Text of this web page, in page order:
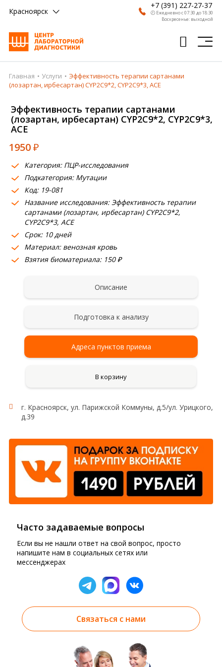
Красноярск
+7 (391) 227-27-37
🕗 Ежедневно с 07:30 до 18:30
Воскресенье: выходной
Главная
Врачи
Получить результат
Пациентам
О компании
Где сдать
Партнерам
Главная Услуги
Эффективность терапии сартанами
(лозартан, ирбесартан) CYP2C9*2, CYP2C9*3, ACE
Эффективность терапии сартанами
(лозартан, ирбесартан) CYP2C9*2, CYP2C9*3,
ACE
1950₽
Категория: ПЦР-исследования
Подкатегория: Мутации
Код: 19-081
Название исследования: Эффективность терапии
сартанами (лозартан, ирбесартан) CYP2C9*2,
CYP2C9*3, ACE
Срок: 10 дней
Материал: венозная кровь
Взятия биоматериала: 150 ₽
Описание
Подготовка к анализу
Адреса пунктов приема
В корзину
г. Красноярск, ул. Парижской Коммуны, д.5/ул. Урицкого,
д.39
Часто задаваемые вопросы
Если вы не нашли ответ на свой вопрос, просто
напишите нам в социальных сетях или
мессенджерах
Связаться с нами